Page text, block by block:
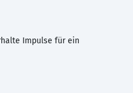
Impulse für ein